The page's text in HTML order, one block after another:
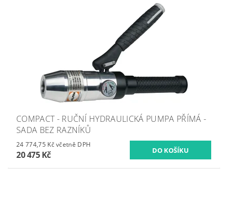
COMPACT - RUČNÍ HYDRAULICKÁ PUMPA PŘÍMÁ -
SADA BEZ RAZNÍKŮ
24 774,75 Kč včetně DPH
20 475 Kč